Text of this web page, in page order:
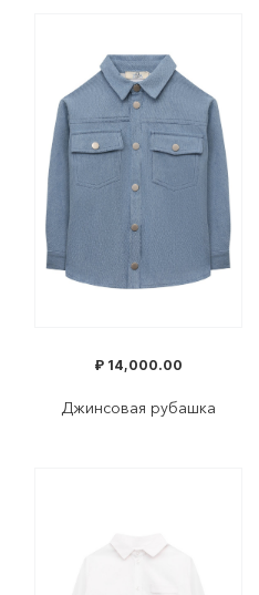
Джинсовая рубашка
₽14,000.00